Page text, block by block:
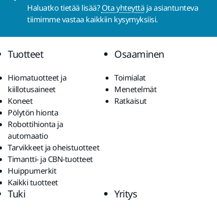
Haluatko tietää lisää?Ota yhteyttä ja asiantunteva
tiimimme vastaa kaikkiin kysymyksiisi.
Tuotteet
Hiomatuotteet ja
kiillotusaineet
Koneet
Pölytön hionta
Robottihionta ja
automaatio
Tarvikkeet ja oheistuotteet
Timantti- ja CBN-tuotteet
Huippumerkit
Kaikki tuotteet
Osaaminen
Toimialat
Menetelmät
Ratkaisut
Tuki Yritys